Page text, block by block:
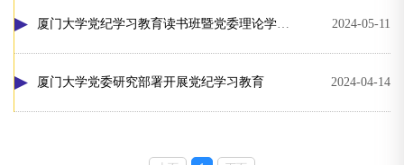
厦门大学党纪学习教育读书班暨党委理论学习中心组(扩大)学习会举行 2024-05-11
厦门大学党委研究部署开展党纪学习教育 2024-04-14